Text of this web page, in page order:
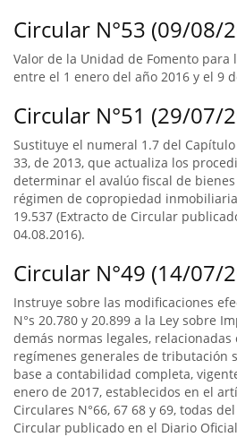
Circular N°53 (09/08/
Valor de la Unidad de Fomento para
entre el 1 enero del año 2016 y el 9
Circular N°51 (29/07/
Sustituye el numeral 1.7 del
33, de 2013, que actualiza los
determinar el avalúo fiscal de
régimen de copropiedad
19.537 (Extracto de Circular
04.08.2016).
Circular N°49 (14/07/
Instruye sobre las modificaciones
N°s 20.780 y 20.899 a la Ley sobre
demás normas legales, relacionadas
regímenes generales de tributación
base a contabilidad completa,
enero de 2017, establecidos en el
Circulares N°66, 67 68 y 69, todas
Circular publicado en el Diario